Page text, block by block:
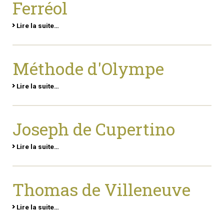
Ferréol
Lire la suite…
Méthode d'Olympe
Lire la suite…
Joseph de Cupertino
Lire la suite…
Thomas de Villeneuve
Lire la suite…